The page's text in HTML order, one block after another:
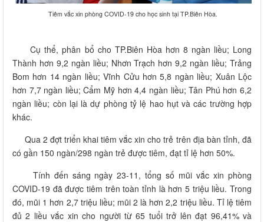
Tiêm vắc xin phòng COVID-19 cho học sinh tại TP.Biên Hòa.
Cụ thể, phân bổ cho TP.Biên Hòa hơn 8 ngàn liều; Long
Thành hơn 9,2 ngàn liều; Nhơn Trạch hơn 9,2 ngàn liều; Trảng
Bom hơn 14 ngàn liều; Vĩnh Cửu hơn 5,8 ngàn liều; Xuân Lộc
hơn 7,7 ngàn liều; Cẩm Mỹ hơn 4,4 ngàn liều; Tân Phú hơn 6,2
ngàn liều; còn lại là dự phòng tỷ lệ hao hụt và các trường hợp
khác.
Qua 2 đợt triển khai tiêm vắc xin cho trẻ trên địa bàn tỉnh, đã
có gần 150 ngàn/298 ngàn trẻ được tiêm, đạt tỉ lệ hơn 50%.
Tính đến sáng ngày 23-11, tổng số mũi vắc xin phòng
COVID-19 đã được tiêm trên toàn tỉnh là hơn 5 triệu liều. Trong
đó, mũi 1 hơn 2,7 triệu liều; mũi 2 là hơn 2,2 triệu liều. Tỉ lệ tiêm
đủ 2 liều vắc xin cho người từ 65 tuổi trở lên đạt 96,41% và